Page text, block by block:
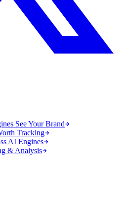
See Your Brand
Tracking
AI Engines
& Analysis